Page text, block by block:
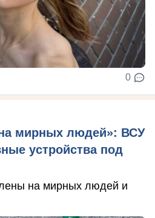
0
мирных людей»: ВСУ
устройства под
на мирных людей и